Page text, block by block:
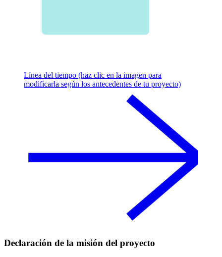
Línea del tiempo (haz clic en la imagen para
modificarla según los antecedentes de tu proyecto)
Declaración de la misión del proyecto